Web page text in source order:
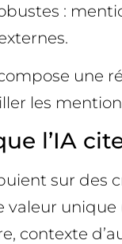
:
une
les
l’IA
sur
unique
contexte